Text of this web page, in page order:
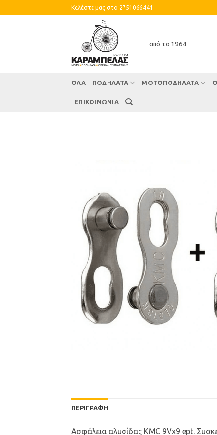
to
Καλέστε μας στο 2751066441
από το 1964
ΌΛΑ ΠΟΔΗΛΑΤΑ ΜΟΤΟΠΟΔΗΛΑΤΑ
ΕΠΙΚΟΙΝΩΝΙΑ
ΠΕΡΙΓΡΑΦΉ
Ασφάλεια αλυσίδας KMC 9Vx9 ept.